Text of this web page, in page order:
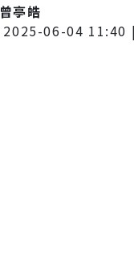
曾亭皓
2025-06-04 11:40